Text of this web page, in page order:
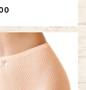
ック 鹿の子編み